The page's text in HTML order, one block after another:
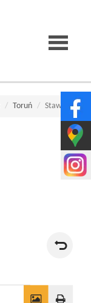
Strona
główna
Wizyty
Toruń Stawki